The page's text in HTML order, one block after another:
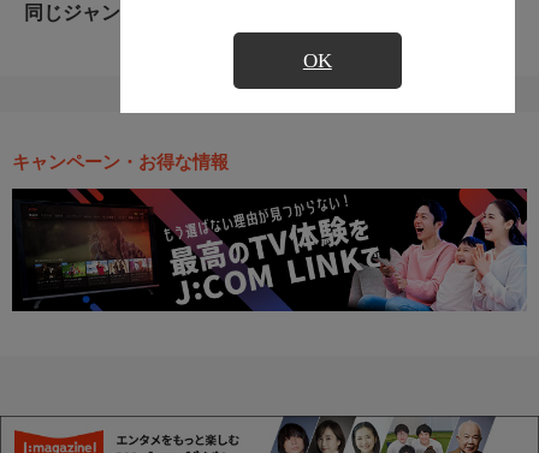
OK
同じジャンルのおすすめ番組
キャンペーン・お得な情報